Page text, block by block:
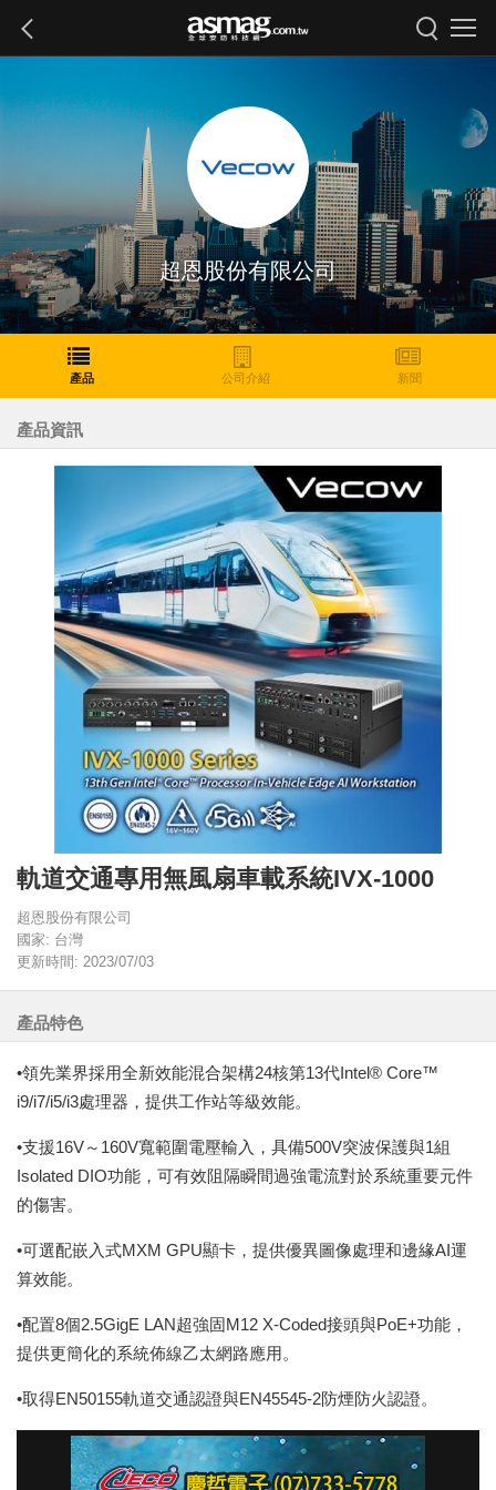
超恩股份有限公司
產品 公司介紹 新聞
產品資訊
軌道交通專用無風扇車載系統IVX-1000
超恩股份有限公司
國家: 台灣
更新時間: 2023/07/03
產品特色
•領先業界採用全新效能混合架構24核第13代Intel® Core™
i9/i7/i5/i3處理器，提供工作站等級效能。
•支援16V～160V寬範圍電壓輸入，具備500V突波保護與1組
Isolated DIO功能，可有效阻隔瞬間過強電流對於系統重要元件
的傷害。
•可選配嵌入式MXM GPU顯卡，提供優異圖像處理和邊緣AI運
算效能。
•配置8個2.5GigE LAN超強固M12 X-Coded接頭與PoE+功能，
提供更簡化的系統佈線乙太網路應用。
•取得EN50155軌道交通認證與EN45545-2防煙防火認證。